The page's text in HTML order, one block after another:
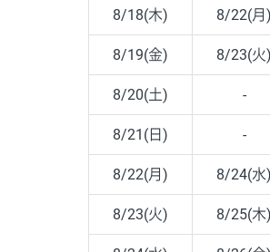
8/18(木) 8/22(月)
8/19(金) 8/23(火)
8/20(土) -
8/21(日) -
8/22(月) 8/24(水)
8/23(火) 8/25(木)